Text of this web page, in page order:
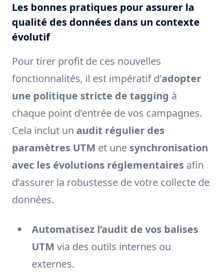
Les bonnes pratiques pour assurer la
qualité des données dans un contexte
évolutif
Pour tirer profit de ces nouvelles
fonctionnalités, il est impératif d’adopter
une politique stricte de tagging à
chaque point d’entrée de vos campagnes.
Cela inclut un audit régulier des
paramètres UTM et une synchronisation
avec les évolutions réglementaires afin
d’assurer la robustesse de votre collecte de
données.
Automatisez l’audit de vos balises
UTM via des outils internes ou
externes.